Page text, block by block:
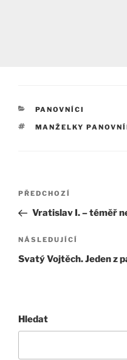
RUBRIKY
PANOVNÍCI
ŠTÍTKY
MANŽELKY
Navigace
příspěvek
Předchozí
příspěvek
PŘEDCHOZÍ
Vratislav I. – téměř
Následující
příspěvek
NÁSLEDUJÍCÍ
Svatý Vojtěch. Jeden z
Hledat